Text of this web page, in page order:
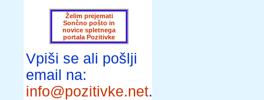
Želim prejemati
Sončno pošto in
novice spletnega
portala Pozitivke
Vpiši se ali pošlji
email na:
info@pozitivke.net.